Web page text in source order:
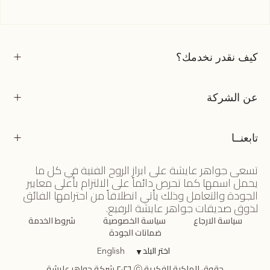
كيف نقدر نخدمك؟
عن الشركة
تابعنــا
تسعى جواهر عايشة على ابراز الروح الفنية في كل ما
يحمل اسمها كما تحرص دائماً على الالتزام بأعلى معايير
الجودة والتعامل وذلك يأتي انطلاقاً من احترامها الفائق
لذوق صديقات جواهر عايشة الرفيع.
سياسة الارجاع سياسة الخصوصية شروط الخدمة
ضمانات الجودة
اختر البلد▼
English